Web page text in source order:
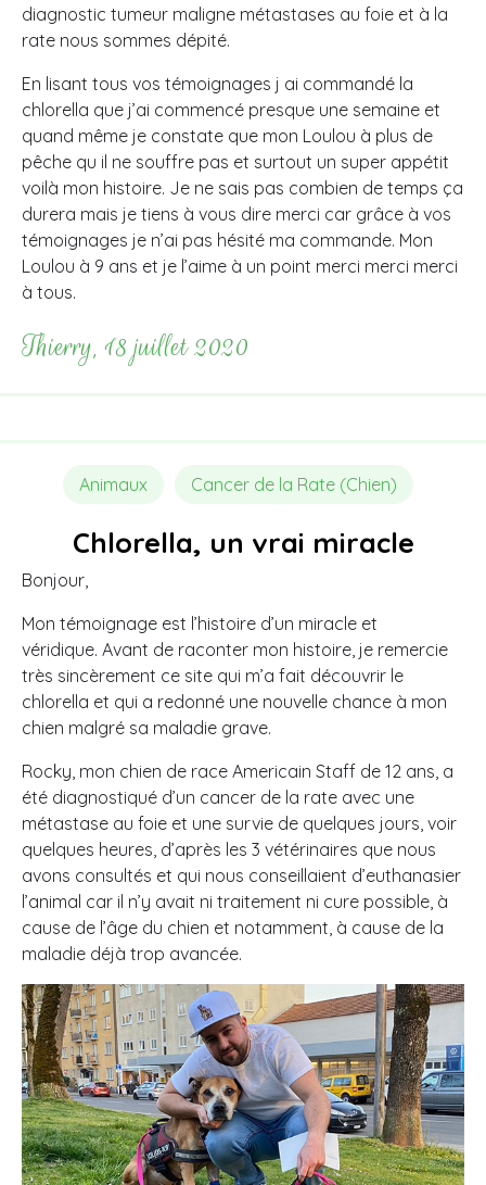
diagnostic tumeur maligne métastases au foie et à la
rate nous sommes dépité.
En lisant tous vos témoignages j ai commandé la
chlorella que j’ai commencé presque une semaine et
quand même je constate que mon Loulou à plus de
pêche qu il ne souffre pas et surtout un super appétit
voilà mon histoire. Je ne sais pas combien de temps ça
durera mais je tiens à vous dire merci car grâce à vos
témoignages je n’ai pas hésité ma commande. Mon
Loulou à 9 ans et je l’aime à un point merci merci merci
à tous.
Thierry, 18 juillet 2020
Animaux Cancer de la Rate (Chien)
Chlorella, un vrai miracle
Bonjour,
Mon témoignage est l’histoire d’un miracle et
véridique. Avant de raconter mon histoire, je remercie
très sincèrement ce site qui m’a fait découvrir le
chlorella et qui a redonné une nouvelle chance à mon
chien malgré sa maladie grave.
Rocky, mon chien de race Americain Staff de 12 ans, a
été diagnostiqué d’un cancer de la rate avec une
métastase au foie et une survie de quelques jours, voir
quelques heures, d’après les 3 vétérinaires que nous
avons consultés et qui nous conseillaient d’euthanasier
l’animal car il n’y avait ni traitement ni cure possible, à
cause de l’âge du chien et notamment, à cause de la
maladie déjà trop avancée.